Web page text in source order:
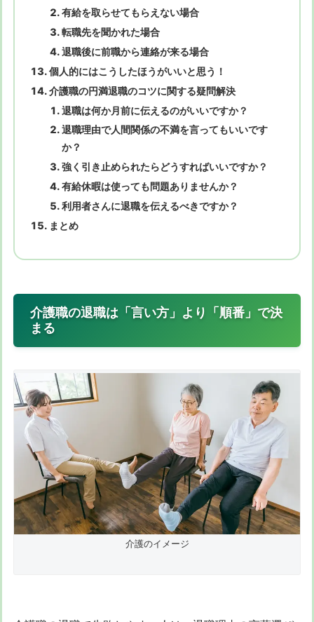
有給を取らせてもらえない場合
転職先を聞かれた場合
退職後に前職から連絡が来る場合
個人的にはこうしたほうがいいと思う！
介護職の円満退職のコツに関する疑問解決
退職は何か月前に伝えるのがいいですか？
退職理由で人間関係の不満を言ってもいいです
か？
強く引き止められたらどうすればいいですか？
有給休暇は使っても問題ありませんか？
利用者さんに退職を伝えるべきですか？
まとめ
介護職の退職は「言い方」より「順番」で決
まる
介護のイメージ